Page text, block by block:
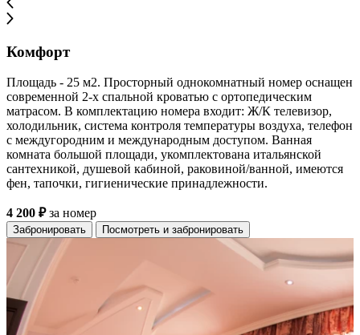
Комфорт
Площадь - 25 м2. Просторный однокомнатный номер оснащен
современной 2-x спальной кроватью с ортопедическим
матрасом. В комплектацию номера входит: Ж/К телевизор,
холодильник, система контроля температуры воздуха, телефон
с междугородним и международным доступом. Ванная
комната большой площади, укомплектована итальянской
сантехникой, душевой кабиной, раковиной/ванной, имеются
фен, тапочки, гигиенические принадлежности.
4 200 ₽за номер
Забронировать Посмотреть и забронировать